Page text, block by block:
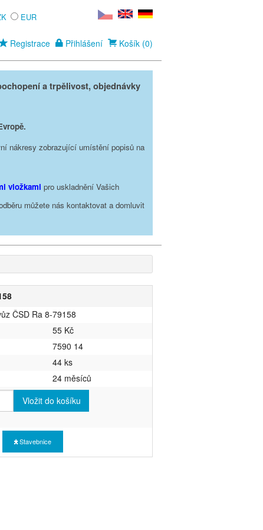
EUR
Registrace Přihlášení Košík (0)
a trpělivost, objednávky
nákresy zobrazující umístění popisů na
vložkami pro uskladnění Vašich
můžete nás kontaktovat a domluvit
ČSD Ra 8-79158
55 Kč
7590 14
44 ks
24 měsíců
Vložit do košíku
Stavebnice